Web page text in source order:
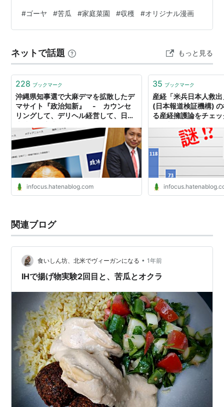
てよ…………｣ ｢え？………｣ ｢いいからしてよ………………
見たい……………………｣ ｢ちょっ…そっ…そんなこ
くれんじゃん………………… ほら………………… しろって…
#ゴーヤ #苦瓜 #家庭菜園 #収穫 #オリジナル漫画
ネットで話題 もっと見る
228 ブックマーク
沖縄県知事選で大麻デマを拡散したデ
マサイト『政治知新』 - カウンセ
リングして、デリヘル経営して、日本
自民党の役員や秘書やってた県議会議
員の件 - チャンネル苦瓜「沖縄の声」
infocus.hatenablog.com
35 ブックマーク
産経「米兵日本人救
(日本報道検証機構)
る産経擁護論をチ
のか!? - チャンネル
関連ブログ
食いしん坊、北米でヴィーガンになる • 1年前
IHで揚げ物実験2回目と、苦瓜とオクラ